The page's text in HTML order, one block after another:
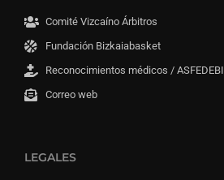
Comité Vizcaíno Árbitros
Fundación Bizkaiabasket
Reconocimientos médicos / ASFEDEBI
Correo web
LEGALES